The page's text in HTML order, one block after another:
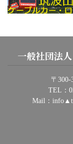
一般社団法
〒
TEL：
Mail：